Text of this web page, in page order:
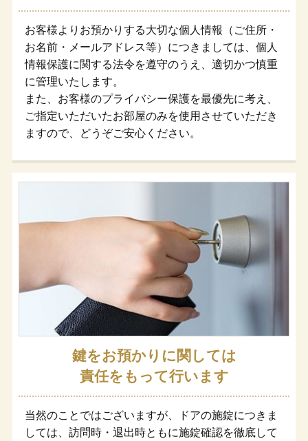
お客様よりお預かりする大切な個人情報（ご住所・
お名前・メールアドレス等）につきましては、個人
情報保護に関する法令を遵守のうえ、適切かつ慎重
に管理いたします。
また、お客様のプライバシー保護を最優先に考え、
ご指定いただいたお部屋のみを使用させていただき
ますので、どうぞご安心ください。
鍵をお預かりに関しては
責任をもって行います
当然のことではございますが、ドアの施錠につきま
しては、訪問時・退出時ともに施錠確認を徹底して